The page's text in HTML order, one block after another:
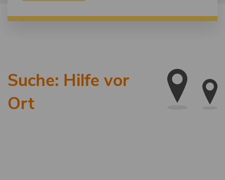
Suche: Hilfe vor
Ort